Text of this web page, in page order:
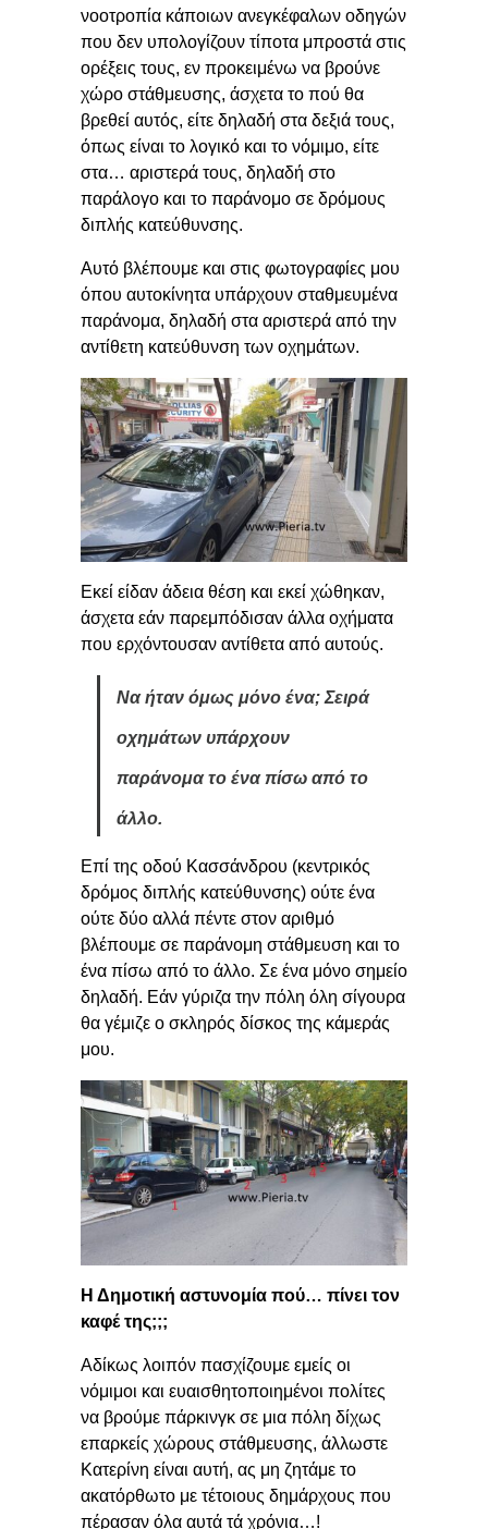
νοοτροπία κάποιων ανεγκέφαλων οδηγών
που δεν υπολογίζουν τίποτα μπροστά στις
ορέξεις τους, εν προκειμένω να βρούνε
χώρο στάθμευσης, άσχετα το πού θα
βρεθεί αυτός, είτε δηλαδή στα δεξιά τους,
όπως είναι το λογικό και το νόμιμο, είτε
στα… αριστερά τους, δηλαδή στο
παράλογο και το παράνομο σε δρόμους
διπλής κατεύθυνσης.
Αυτό βλέπουμε και στις φωτογραφίες μου
όπου αυτοκίνητα υπάρχουν σταθμευμένα
παράνομα, δηλαδή στα αριστερά από την
αντίθετη κατεύθυνση των οχημάτων.
Εκεί είδαν άδεια θέση και εκεί χώθηκαν,
άσχετα εάν παρεμπόδισαν άλλα οχήματα
που ερχόντουσαν αντίθετα από αυτούς.
Να ήταν όμως μόνο ένα; Σειρά
οχημάτων υπάρχουν
παράνομα το ένα πίσω από το
άλλο.
Επί της οδού Κασσάνδρου (κεντρικός
δρόμος διπλής κατεύθυνσης) ούτε ένα
ούτε δύο αλλά πέντε στον αριθμό
βλέπουμε σε παράνομη στάθμευση και το
ένα πίσω από το άλλο. Σε ένα μόνο σημείο
δηλαδή. Εάν γύριζα την πόλη όλη σίγουρα
θα γέμιζε ο σκληρός δίσκος της κάμεράς
μου.
Η Δημοτική αστυνομία πού… πίνει τον
καφέ της;;;
Αδίκως λοιπόν πασχίζουμε εμείς οι
νόμιμοι και ευαισθητοποιημένοι πολίτες
να βρούμε πάρκινγκ σε μια πόλη δίχως
επαρκείς χώρους στάθμευσης, άλλωστε
Κατερίνη είναι αυτή, ας μη ζητάμε το
ακατόρθωτο με τέτοιους δημάρχους που
πέρασαν όλα αυτά τά χρόνια…!